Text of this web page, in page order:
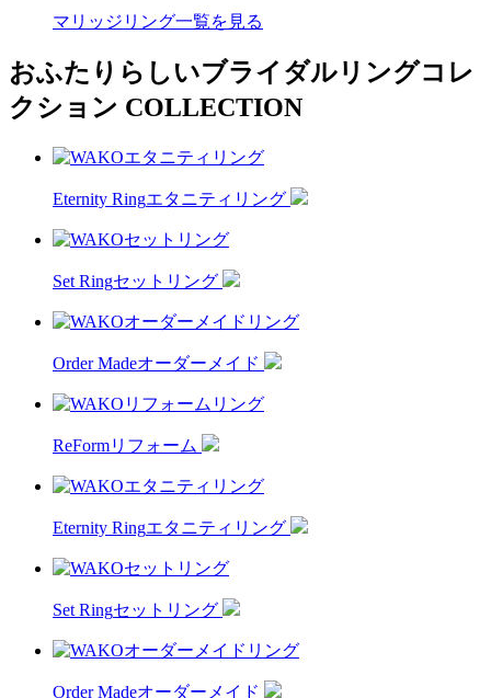
マリッジリング一覧を見る
おふたりらしいブライダルリングコレ
クション COLLECTION
Eternity Ringエタニティリング
Set Ringセットリング
Order Madeオーダーメイド
ReFormリフォーム
Eternity Ringエタニティリング
Set Ringセットリング
Order Madeオーダーメイド